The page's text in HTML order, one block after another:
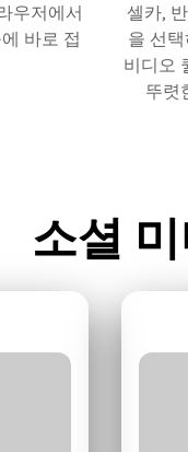
우저에서
바로 접
셀카,
을 선
비디오
뚜렷
소셜